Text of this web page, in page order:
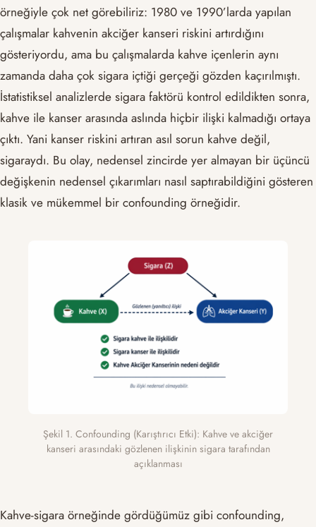
örneğiyle çok net görebiliriz: 1980 ve 1990’larda yapılan
çalışmalar kahvenin akciğer kanseri riskini artırdığını
gösteriyordu, ama bu çalışmalarda kahve içenlerin aynı
zamanda daha çok sigara içtiği gerçeği gözden kaçırılmıştı.
İstatistiksel analizlerde sigara faktörü kontrol edildikten sonra,
kahve ile kanser arasında aslında hiçbir ilişki kalmadığı ortaya
çıktı. Yani kanser riskini artıran asıl sorun kahve değil,
sigaraydı. Bu olay, nedensel zincirde yer almayan bir üçüncü
değişkenin nedensel çıkarımları nasıl saptırabildiğini gösteren
klasik ve mükemmel bir confounding örneğidir.
Şekil 1. Confounding (Karıştırıcı Etki): Kahve ve akciğer
kanseri arasındaki gözlenen ilişkinin sigara tarafından
açıklanması
Kahve-sigara örneğinde gördüğümüz gibi confounding,